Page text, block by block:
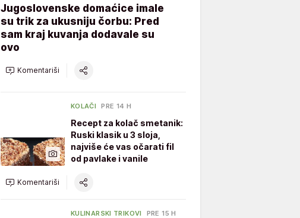
Jugoslovenske domaćice imale
su trik za ukusniju čorbu: Pred
sam kraj kuvanja dodavale su
ovo
Komentariši
KOLAČI PRE 14 H
Recept za kolač smetanik:
Ruski klasik u 3 sloja,
najviše će vas očarati fil
od pavlake i vanile
Komentariši
KULINARSKI TRIKOVI PRE 15 H